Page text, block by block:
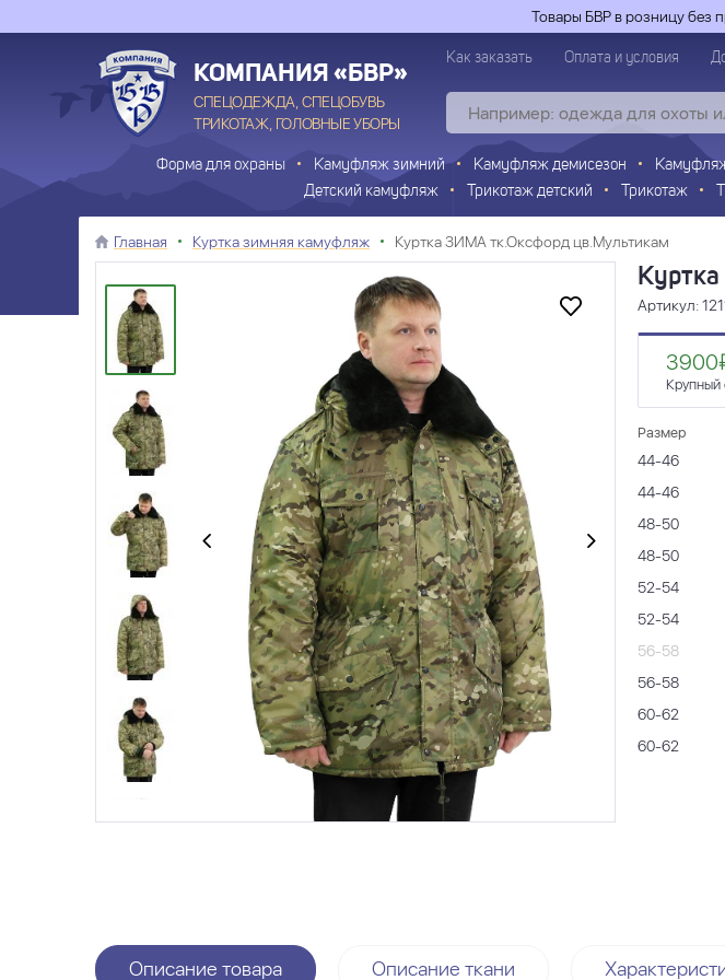
Товары БВР в розницу без
КОМПАНИЯ «БВР»
СПЕЦОДЕЖДА, СПЕЦОБУВЬ
ТРИКОТАЖ, ГОЛОВНЫЕ УБОРЫ
Как заказать Оплата и условия
Форма для охраны Камуфляж зимний Камуфляж демисезон
Детский камуфляж
Трикотаж детский Трикотаж
Главная Куртка зимняя камуфляж Куртка ЗИМА тк.Оксфорд цв.Мультикам
Артикул:
Крупный
Размер
44-46
44-46
48-50
48-50
52-54
52-54
56-58
56-58
60-62
60-62
Описание товара Описание ткани